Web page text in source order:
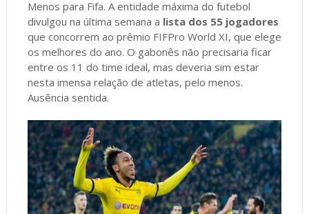
Menos para Fifa. A entidade máxima do futebol
divulgou na última semana a lista dos 55 jogadores
que concorrem ao prêmio FIFPro World XI, que elege
os melhores do ano. O gabonês não precisaria ficar
entre os 11 do time ideal, mas deveria sim estar
nesta imensa relação de atletas, pelo menos.
Ausência sentida.